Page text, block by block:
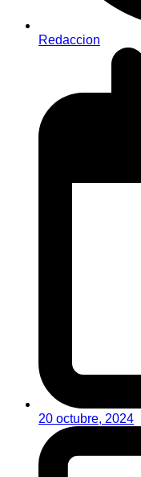
Redaccion
20 octubre, 2024